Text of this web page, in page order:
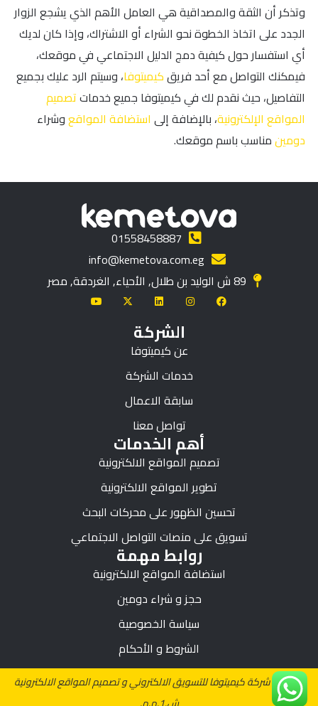
وتذكر أن الثقة والمصداقية هي العامل الأهم الذي يشجع الزوار
الجدد على اتخاذ الخطوة نحو الشراء أو الاشتراك، وإذا كان لديك
أي استفسار حول كيفية دمج الدليل الاجتماعي في موقعك،
فيمكنك التواصل مع أحد فريقكيميتوفا، وسيتم الرد عليك بجميع
التفاصيل، حيث نقدم لك في كيميتوفا جميع خدماتتصميم
المواقع الإلكترونية، بالإضافة إلى استضافة المواقعوشراء
دومينمناسب باسم موقعك.
01558458887
info@kemetova.com.eg
89 ش الوليد بن طلال, الأحياء, الغردقة, مصر
الشركة
عن كيميتوفا
خدمات الشركة
سابقة الاعمال
تواصل معنا
أهم الخدمات
تصميم المواقع الالكترونية
تطوير المواقع الالكترونية
تحسين الظهور على محركات البحث
تسويق على منصات التواصل الاجتماعي
روابط مهمة
استضافة المواقع الالكترونية
حجز و شراء دومين
سياسة الخصوصية
الشروط و الأحكام
© 2026 شركة كيميتوفا للتسويق الالكتروني و تصميم المواقع الالكترونية